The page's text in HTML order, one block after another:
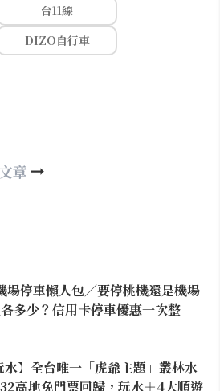
台11線
DIZO自行車
章
場停車懶人包／要停桃機還是機場
多少？信用卡停車優惠一次整
水】全台唯一「虎爺主題」叢林水
高地免門票回歸，玩水＋4大順遊